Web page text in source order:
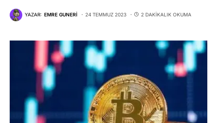
YAZAR: EMRE GUNERI 24 TEMMUZ 2023 2 DAKIKALIK OKUMA